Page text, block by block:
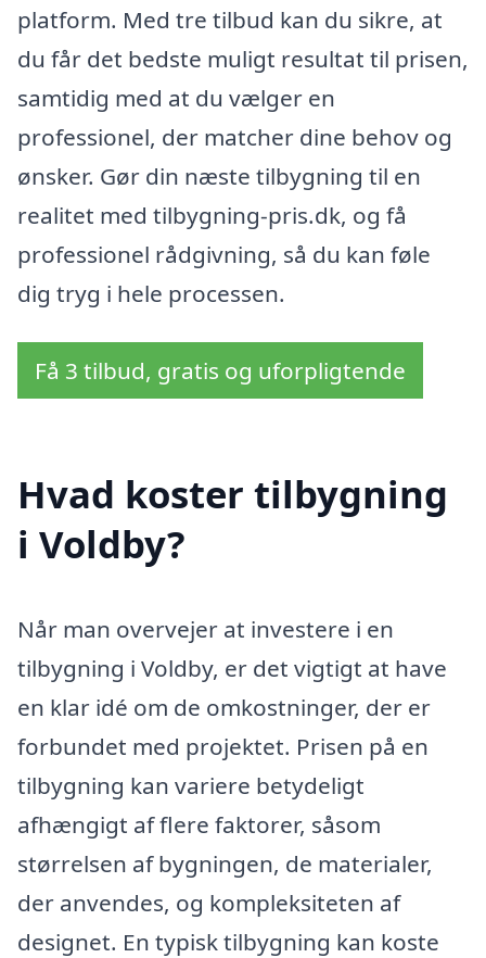
platform. Med tre tilbud kan du sikre, at
du får det bedste muligt resultat til prisen,
samtidig med at du vælger en
professionel, der matcher dine behov og
ønsker. Gør din næste tilbygning til en
realitet med tilbygning-pris.dk, og få
professionel rådgivning, så du kan føle
dig tryg i hele processen.
Få 3 tilbud, gratis og uforpligtende
Hvad koster tilbygning
i Voldby?
Når man overvejer at investere i en
tilbygning i Voldby, er det vigtigt at have
en klar idé om de omkostninger, der er
forbundet med projektet. Prisen på en
tilbygning kan variere betydeligt
afhængigt af flere faktorer, såsom
størrelsen af bygningen, de materialer,
der anvendes, og kompleksiteten af
designet. En typisk tilbygning kan koste